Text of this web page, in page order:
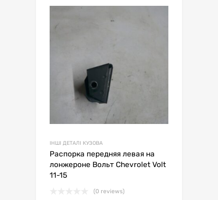
ІНШІ ДЕТАЛІ КУЗОВА
Распорка передняя левая на
лонжероне Вольт Chevrolet Volt
11-15
(0 reviews)